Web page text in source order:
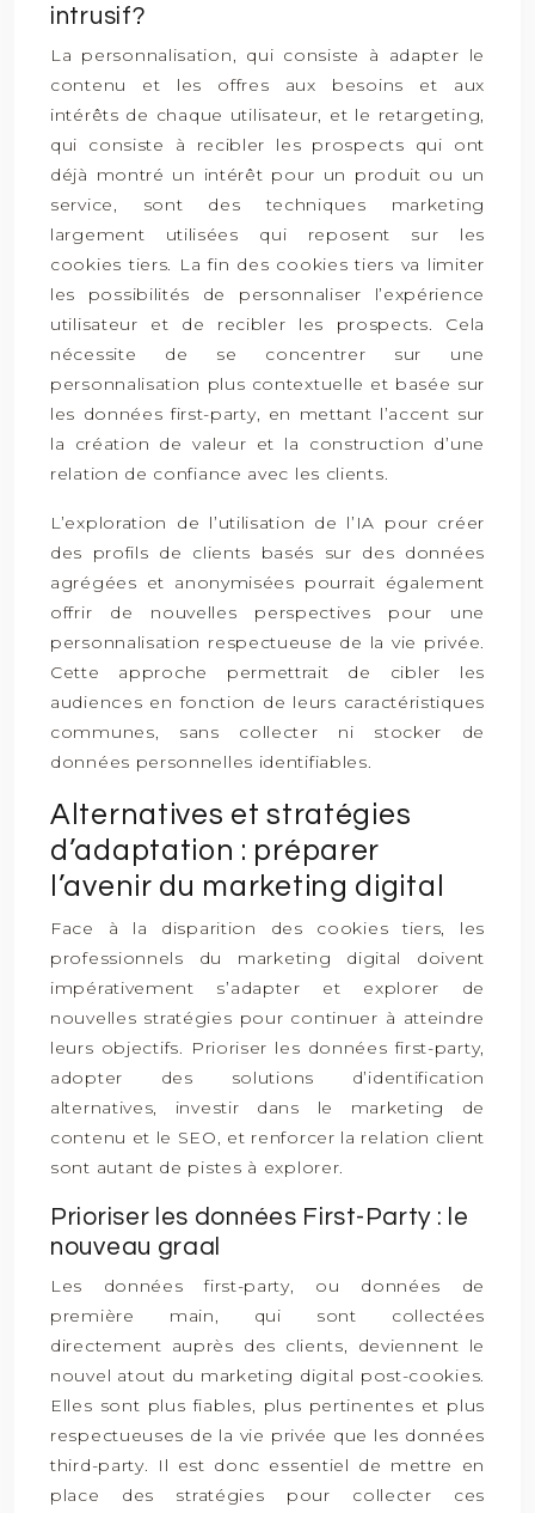
intrusif?
La personnalisation, qui consiste à adapter le
contenu et les offres aux besoins et aux
intérêts de chaque utilisateur, et le retargeting,
qui consiste à recibler les prospects qui ont
déjà montré un intérêt pour un produit ou un
service, sont des techniques marketing
largement utilisées qui reposent sur les
cookies tiers. La fin des cookies tiers va limiter
les possibilités de personnaliser l’expérience
utilisateur et de recibler les prospects. Cela
nécessite de se concentrer sur une
personnalisation plus contextuelle et basée sur
les données first-party, en mettant l’accent sur
la création de valeur et la construction d’une
relation de confiance avec les clients.
L’exploration de l’utilisation de l’IA pour créer
des profils de clients basés sur des données
agrégées et anonymisées pourrait également
offrir de nouvelles perspectives pour une
personnalisation respectueuse de la vie privée.
Cette approche permettrait de cibler les
audiences en fonction de leurs caractéristiques
communes, sans collecter ni stocker de
données personnelles identifiables.
Alternatives et stratégies
d’adaptation : préparer
l’avenir du marketing digital
Face à la disparition des cookies tiers, les
professionnels du marketing digital doivent
impérativement s’adapter et explorer de
nouvelles stratégies pour continuer à atteindre
leurs objectifs. Prioriser les données first-party,
adopter des solutions d’identification
alternatives, investir dans le marketing de
contenu et le SEO, et renforcer la relation client
sont autant de pistes à explorer.
Prioriser les données First-Party : le
nouveau graal
Les données first-party, ou données de
première main, qui sont collectées
directement auprès des clients, deviennent le
nouvel atout du marketing digital post-cookies.
Elles sont plus fiables, plus pertinentes et plus
respectueuses de la vie privée que les données
third-party. Il est donc essentiel de mettre en
place des stratégies pour collecter ces